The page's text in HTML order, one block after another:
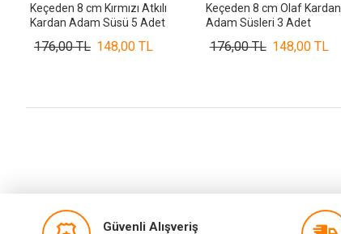
Keçeden 8 cm Kırmızı Atkılı
Kardan Adam Süsü 5 Adet
148,00 TL
176,00 TL
Keçeden 8 cm Olaf Kardan
Adam Süsleri 3 Adet
148,00 TL
176,00 TL
Güvenli Alışveriş